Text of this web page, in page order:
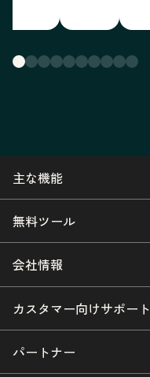
主な機能
無料ツール
会社情報
カスタマー向けサポート
パートナー